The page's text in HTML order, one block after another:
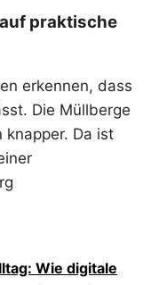
praktische
erkennen, dass
Die Müllberge
knapper. Da ist
Wie digitale